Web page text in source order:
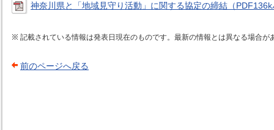
神奈川県と「地域見守り活動」に関する協定の締結（
記載されている情報は発表日現在のものです。最新の情報とは異なる場合が
前のページへ戻る